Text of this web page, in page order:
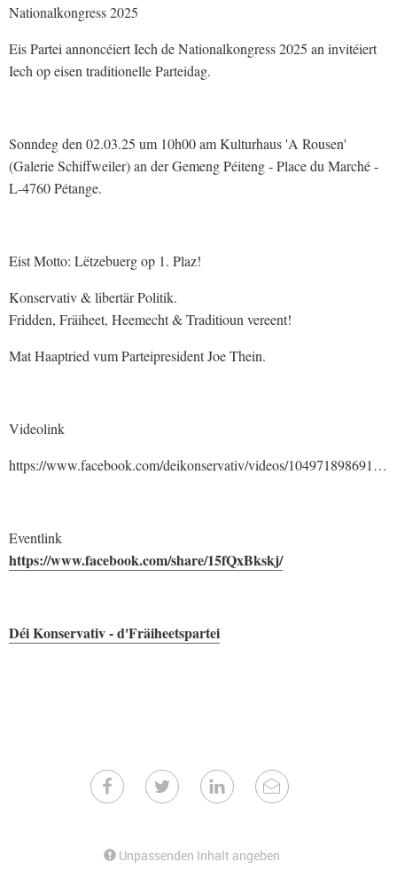
Nationalkongress 2025
Eis Partei annoncéiert Iech de Nationalkongress 2025 an invitéiert
Iech op eisen traditionelle Parteidag.
Sonndeg den 02.03.25 um 10h00 am Kulturhaus 'A Rousen'
(Galerie Schiffweiler) an der Gemeng Péiteng - Place du Marché -
L-4760 Pétange.
Eist Motto: Lëtzebuerg op 1. Plaz!
Konservativ & libertär Politik.
Fridden, Fräiheet, Heemecht & Traditioun vereent!
Mat Haaptried vum Parteipresident Joe Thein.
Videolink
https://www.facebook.com/deikonservativ/videos/1049718986918211
Eventlink
https://www.facebook.com/share/15fQxBkskj/
Déi Konservativ - d'Fräiheetspartei
Unpassenden Inhalt angeben